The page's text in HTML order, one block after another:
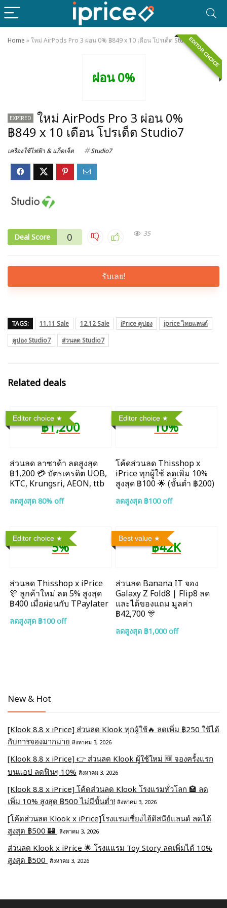
Home »ใหม่ AirPods Pro 3 ผ่อน 0% ฿849 x 10 เดือน โปรเด็ด Studio7EDITOR CHOICE
ผ่อน 0%
EXPIRED
ใหม่ AirPods Pro 3 ผ่อน 0%
฿849 x 10 เดือน โปรเด็ด Studio7
เครื่องใช้ไฟฟ้า & แก็ดเจ็ต Studio7
Deal Score 0 35
รับเลย!
TAGS: 11.11 Sale 12.12 Sale iPrice คูปอง
iprice ไทยแลนด์
คูปอง Studio7
ส่วนลด Studio7
Related deals
Editor choice
฿1,200
ส่วนลด ลาซาด้า ลดสูงสุด
฿1,200 💳 บัตรเครดิต UOB,
KTC, Krungsri, AEON, ttb
ลดสูงสุด 80% off
Editor choice
10%
โค้ดส่วนลด Thisshop x
iPrice ทุกผู้ใช้ ลดเพิ่ม 10%
สูงสุด ฿100 🌟 (ขั้นต่ำ ฿200)
ลดสูงสุด ฿100 off
Editor choice
5%
ส่วนลด Thisshop x iPrice
🎊 ลูกค้าใหม่ ลด 5% สูงสุด
฿400 เมื่อผ่อนกับ TPaylater
ลดสูงสุด ฿100 off
Best value
฿42K
ส่วนลด Banana IT จอง
Galaxy Z Fold8 | Flip8 ลด
และได้ของแถม มูลค่า
฿42,700 🎊
ลดสูงสุด ฿1,000 off
New & Hot
[Klook 8.8 x iPrice] ส่วนลด Klook ทุกผู้ใช้🔥 ลดเพิ่ม ฿250 ใช้ได้
กับการจองมากมาย สิงหาคม 3, 2026
[Klook 8.8 x iPrice] 👉 ส่วนลด Klook ผู้ใช้ใหม่ 🆕 จองครั้งแรก
บนแอป ลดฟินๆ 10% สิงหาคม 3, 2026
[Klook 8.8 x iPrice] โค้ดส่วนลด Klook โรงแรมทั่วโลก 🏩 ลด
เพิ่ม 10% สูงสุด ฿500 ไม่มีขั้นต่ำ! สิงหาคม 3, 2026
[โค้ดส่วนลด Klook x iPrice]โรงแรมเซี่ยงไฮ้ดิสนีย์แลนด์ ลดได้
สูงสุด ฿500 🏰 สิงหาคม 3, 2026
ส่วนลด Klook x iPrice 🌟 โรงแแรม Toy Story ลดเพิ่มได้ 10%
สูงสุด ฿500 สิงหาคม 3, 2026